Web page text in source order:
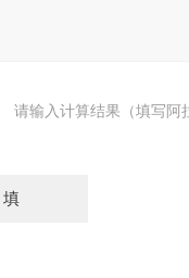
请输入计算结果（填写阿